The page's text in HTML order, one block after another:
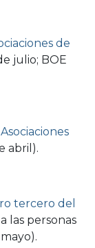
de
julio; BOE
abril).
tercero del
las personas